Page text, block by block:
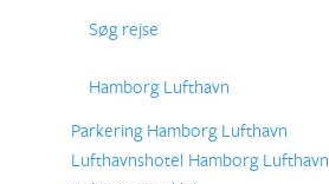
Søg rejse
Hamborg Lufthavn
Parkering Hamborg Lufthavn
Lufthavnshotel Hamborg Lufthavn